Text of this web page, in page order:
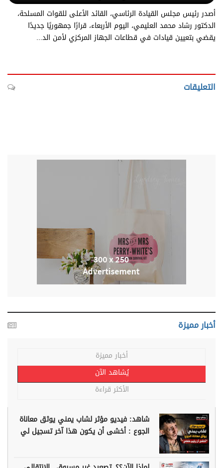
أصدر رئيس مجلس القيادة الرئاسي، القائد الأعلى للقوات المسلحة،
الدكتور رشاد محمد العليمي، اليوم الأربعاء، قرارًا جمهوريًا جديدًا
يقضي بتعيين قيادات في قطاعات الجهاز المركزي لأمن الد...
التعليقات
أخبار مميزة
أخبار مميزة
يُشاهد الآن
الأكثر قراءة
شاهد: فيديو مؤثر لشاب يمني يوثق معاناة
الجوع : أخشى أن يكون هذا آخر تسجيل لي